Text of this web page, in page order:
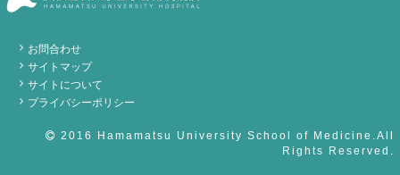
お問合わせ
サイトマップ
サイトについて
プライバシーポリシー
2016 Hamamatsu University School of Medicine.All
Rights Reserved.